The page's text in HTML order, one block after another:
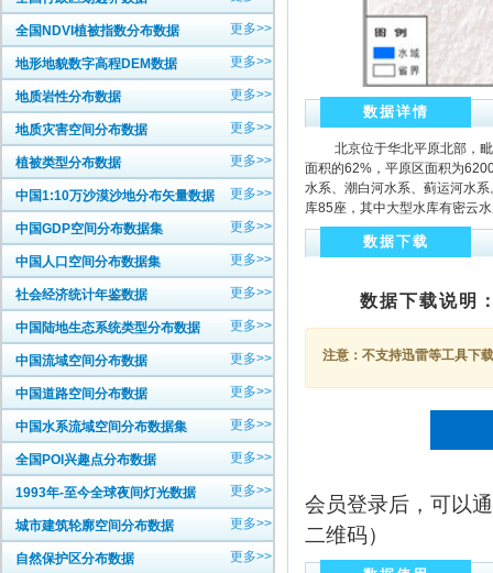
全国NDVI植被指数分布数据 更多>>
地形地貌数字高程DEM数据 更多>>
地质岩性分布数据 更多>>
地质灾害空间分布数据 更多>>
植被类型分布数据 更多>>
中国1:10万沙漠沙地分布矢量数据 更多>>
中国GDP空间分布数据集 更多>>
中国人口空间分布数据集 更多>>
社会经济统计年鉴数据 更多>>
中国陆地生态系统类型分布数据 更多>>
中国流域空间分布数据 更多>>
中国道路空间分布数据 更多>>
中国水系流域空间分布数据集 更多>>
全国POI兴趣点分布数据 更多>>
1993年-至今全球夜间灯光数据 更多>>
城市建筑轮廓空间分布数据 更多>>
自然保护区分布数据 更多>>
数据详情
北京位于华北平原北部，毗
面积的62%，平原区面积为
水系、潮白河水系、蓟运河水
库85座，其中大型水库有密云
数据下载
数据下载说明
注意：不支持迅雷等工具下
会员登录后，可以
二维码）